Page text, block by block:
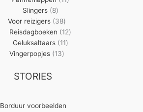
Slingers 88
producten
Voor reizigers 3838
producten
Reisdagboeken 1212
Geluksaltaars 1111
Vingerpopjes 1313
STORIES
Borduur voorbeelden